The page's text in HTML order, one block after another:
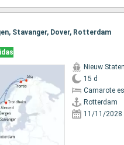
Stavanger, Dover, Rotterdam
Nieuw
15 d
Camarote
Rotterdam
11/11/2028